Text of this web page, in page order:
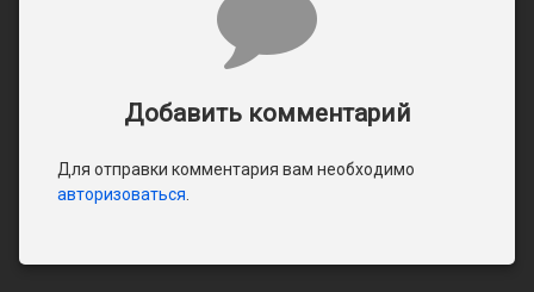
Добавить комментарий
Для отправки комментария вам необходимо
авторизоваться